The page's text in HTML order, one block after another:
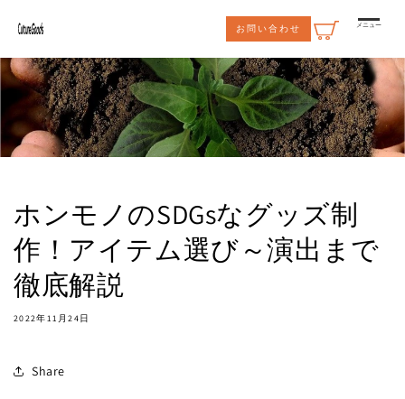
ンツに
進む
お問い合わせ メニュー
ホンモノのSDGsなグッズ制
作！アイテム選び～演出まで
徹底解説
2022年11月24日
Share